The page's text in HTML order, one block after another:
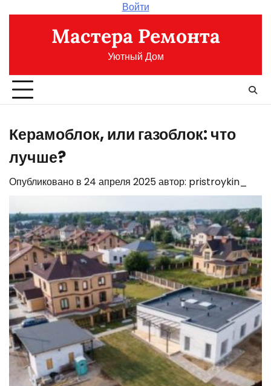
содержимому
Войти
Мастера Ремонта
Уютный Дом
Керамоблок, или газоблок: что
лучше?
Опубликовано в 24 апреля 2025автор: pristroykin_